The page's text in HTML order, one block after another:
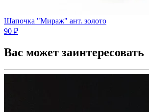
Шапочка "Мираж" ант. золото
90 ₽
Вас может заинтересовать